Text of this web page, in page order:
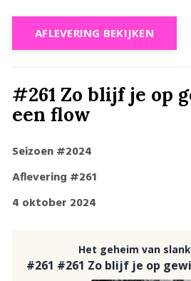
AFLEVERING BEKIJKEN
#261 Zo blijf je op
een flow
Seizoen #2024
Aflevering #261
4 oktober 2024